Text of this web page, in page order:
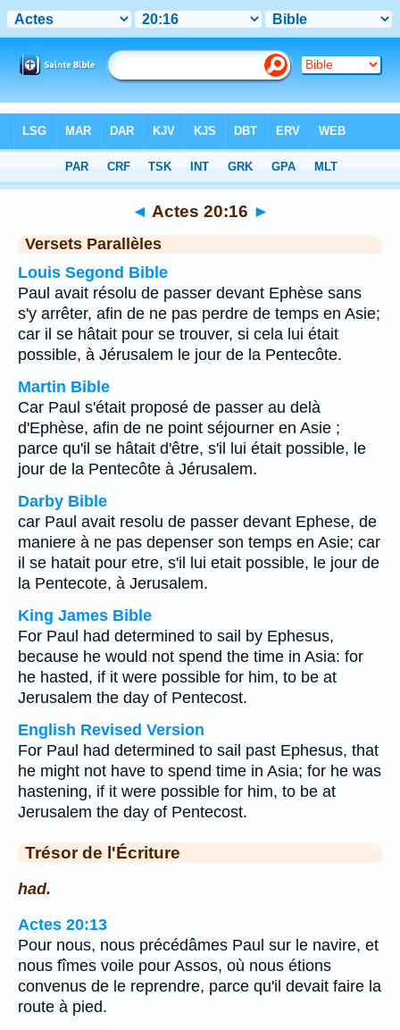
Chapitre 20> Verset 16
◄ Actes 20:16 ►
Versets Parallèles
Louis Segond Bible
Paul avait résolu de passer devant Ephèse sans
s'y arrêter, afin de ne pas perdre de temps en Asie;
car il se hâtait pour se trouver, si cela lui était
possible, à Jérusalem le jour de la Pentecôte.
Martin Bible
Car Paul s'était proposé de passer au delà
d'Ephèse, afin de ne point séjourner en Asie ;
parce qu'il se hâtait d'être, s'il lui était possible, le
jour de la Pentecôte à Jérusalem.
Darby Bible
car Paul avait resolu de passer devant Ephese, de
maniere à ne pas depenser son temps en Asie; car
il se hatait pour etre, s'il lui etait possible, le jour de
la Pentecote, à Jerusalem.
King James Bible
For Paul had determined to sail by Ephesus,
because he would not spend the time in Asia: for
he hasted, if it were possible for him, to be at
Jerusalem the day of Pentecost.
English Revised Version
For Paul had determined to sail past Ephesus, that
he might not have to spend time in Asia; for he was
hastening, if it were possible for him, to be at
Jerusalem the day of Pentecost.
Trésor de l'Écriture
had.
Actes 20:13
Pour nous, nous précédâmes Paul sur le navire, et
nous fîmes voile pour Assos, où nous étions
convenus de le reprendre, parce qu'il devait faire la
route à pied.